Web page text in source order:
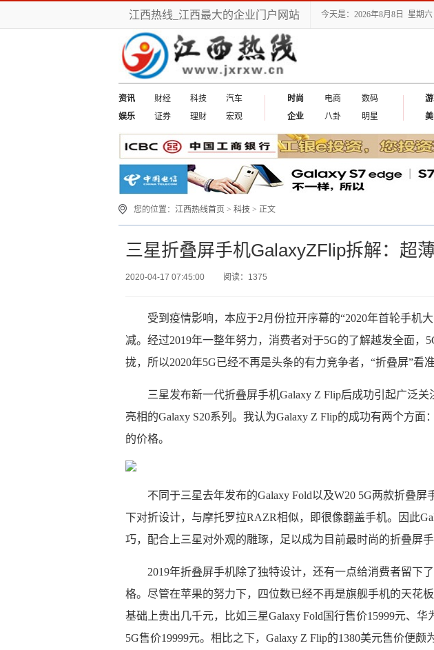
江西热线_江西最大的企业门户网站 今天是：2026年8月8日 星期六
资讯 财经 科技
汽车
娱乐
证券 理财 宏观
时尚 电商
数码
企业
八卦 明星
您的位置： 江西热线首页 > 科技 > 正文
三星折叠屏手机GalaxyZFlip拆解：超
2020-04-17 07:45:00 阅读：1375
受到疫情影响，本应于2月份拉开序幕的“2020年首轮手机
减。经过2019年一整年努力，消费者对于5G的了解越发全面，
拢，所以2020年5G已经不再是头条的有力竞争者，“折叠屏”看
三星发布新一代折叠屏手机Galaxy Z Flip后成功引起广泛
亮相的Galaxy S20系列。我认为Galaxy Z Flip的成功有两个方面
的价格。
不同于三星去年发布的Galaxy Fold以及W20 5G两款折叠屏
下对折设计，与摩托罗拉RAZR相似，即很像翻盖手机。因此
巧，配合上三星对外观的雕琢，足以成为目前最时尚的折叠屏手
2019年折叠屏手机除了独特设计，还有一点给消费者留下
格。尽管在苹果的努力下，四位数已经不再是旗舰手机的天花
基础上贵出几千元，比如三星Galaxy Fold国行售价15999元、华
5G售价19999元。相比之下，Galaxy Z Flip的1380美元售价便颇